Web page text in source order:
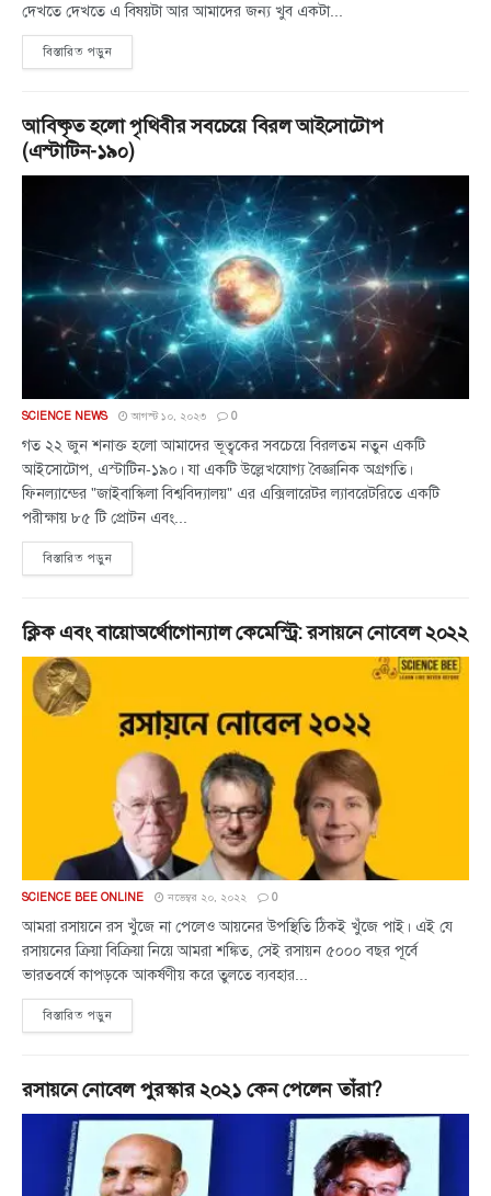
দেখতে দেখতে এ বিষয়টা আর আমাদের জন্য খুব একটা...
বিস্তারিত পড়ুন
আবিষ্কৃত হলো পৃথিবীর সবচেয়ে বিরল আইসোটোপ
(এস্টাটিন-১৯০)
SCIENCE NEWS আগস্ট ১০, ২০২৩ 0
গত ২২ জুন শনাক্ত হলো আমাদের ভূত্বকের সবচেয়ে বিরলতম নতুন একটি
আইসোটোপ, এস্টাটিন-১৯০। যা একটি উল্লেখযোগ্য বৈজ্ঞানিক অগ্রগতি।
ফিনল্যান্ডের "জাইবাস্কিলা বিশ্ববিদ্যালয়" এর এক্সিলারেটর ল্যাবরেটরিতে একটি
পরীক্ষায় ৮৫ টি প্রোটন এবং...
বিস্তারিত পড়ুন
ক্লিক এবং বায়োঅর্থোগোন্যাল কেমেস্ট্রি: রসায়নে নোবেল ২০২২
SCIENCE BEE ONLINE নভেম্বর ২০, ২০২২ 0
আমরা রসায়নে রস খুঁজে না পেলেও আয়নের উপস্থিতি ঠিকই খুঁজে পাই। এই যে
রসায়নের ক্রিয়া বিক্রিয়া নিয়ে আমরা শঙ্কিত, সেই রসায়ন ৫০০০ বছর পূর্বে
ভারতবর্ষে কাপড়কে আকর্ষণীয় করে তুলতে ব্যবহার...
বিস্তারিত পড়ুন
রসায়নে নোবেল পুরস্কার ২০২১ কেন পেলেন তাঁরা?